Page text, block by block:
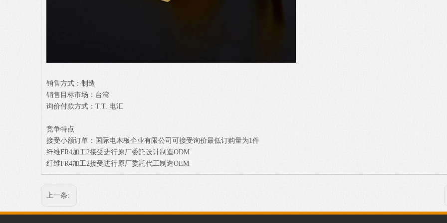
销售方式：制造
销售目标市场：台湾
询价付款方式：T.T. 电汇
竞争特点
接受小额订单：国际电木板企业有限公司可接受询价最低订购量为1件
纤维FR4加工2接受进行原厂委託设计制造ODM
纤维FR4加工2接受进行原厂委託代工制造OEM
上一条: